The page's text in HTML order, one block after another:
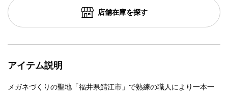
店舗在庫を探す
アイテム説明
メガネづくりの聖地「福井県鯖江市」で熟練の職人により一本一